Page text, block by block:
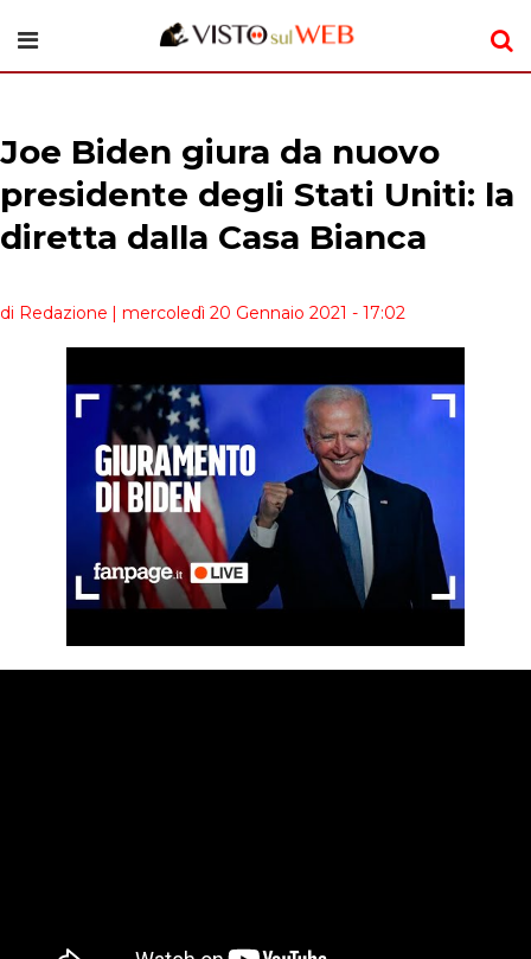
Joe Biden giura da nuovo
presidente degli Stati Uniti: la
diretta dalla Casa Bianca
di Redazione | mercoledì 20 Gennaio 2021 - 17:02